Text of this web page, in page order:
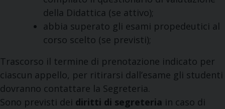
della Didattica (se attivo);
abbia superato gli esami propedeutici al
corso scelto (se previsti);
Trascorso il termine di prenotazione indicato per
ciascun appello, per ritirarsi dall’esame gli studenti
dovranno contattare la Segreteria.
Sono previsti dei diritti di segreteria in caso di